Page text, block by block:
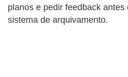
planos e pedir feedback
sistema de arquivamento.
P
i